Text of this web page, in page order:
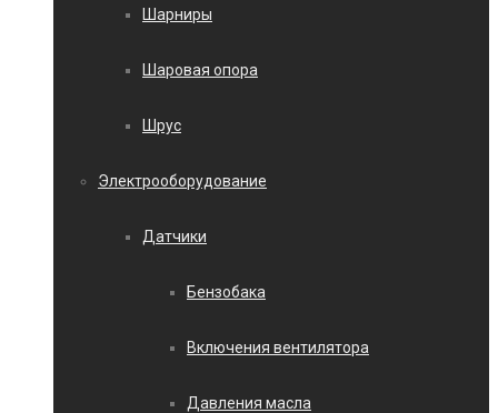
Шарниры
Шаровая опора
Шрус
Электрооборудование
Датчики
Бензобака
Включения вентилятора
Давления масла